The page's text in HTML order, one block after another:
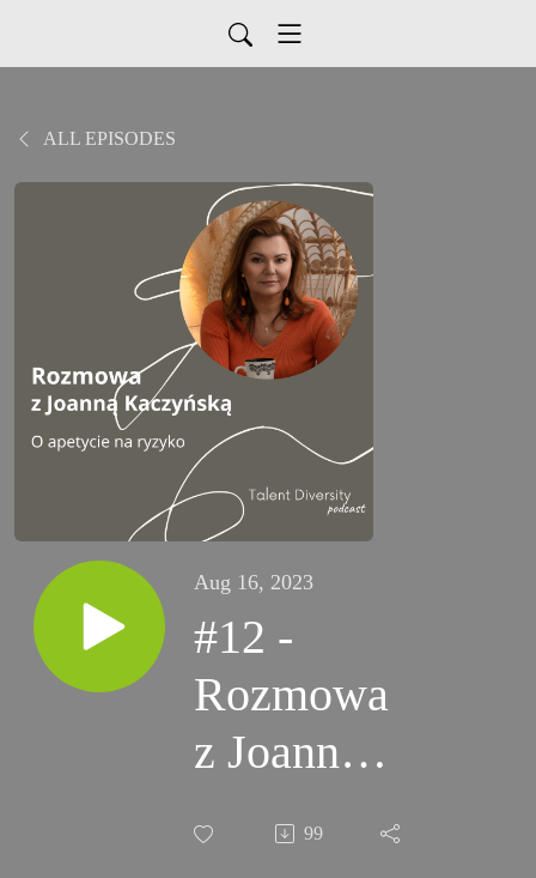
ALL EPISODES
Aug 16, 2023
#12 -
Rozmowa
z Joanną
Kaczyńską
99